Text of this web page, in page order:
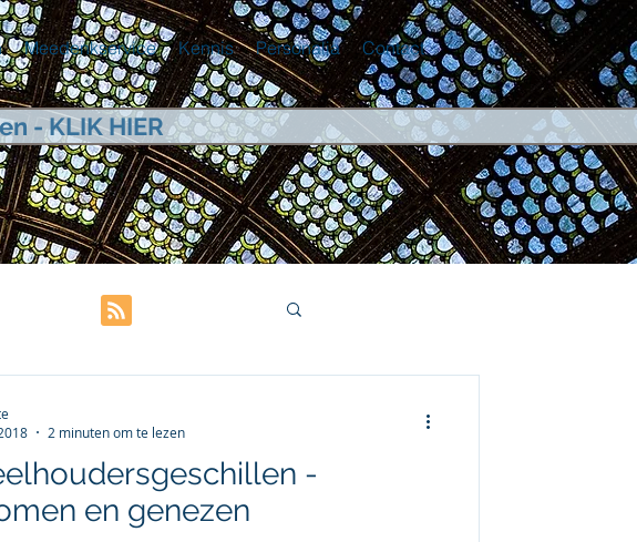
Meedenkservice Kennis Personalia Contact
- KLIK HIER
-
en genezen
2 minuten om te lezen